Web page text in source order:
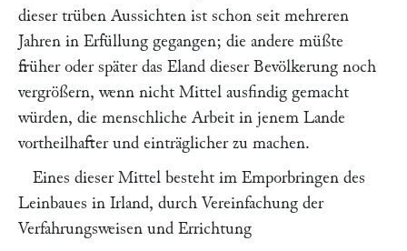
dieser trüben Aussichten ist schon seit mehreren
Jahren in Erfüllung gegangen; die andere müßte
früher oder später das Eland dieser Bevölkerung noch
vergrößern, wenn nicht Mittel ausfindig gemacht
würden, die menschliche Arbeit in jenem Lande
vortheilhafter und einträglicher zu machen.
Eines dieser Mittel besteht im Emporbringen des
Leinbaues in Irland, durch Vereinfachung der
Verfahrungsweisen und Errichtung